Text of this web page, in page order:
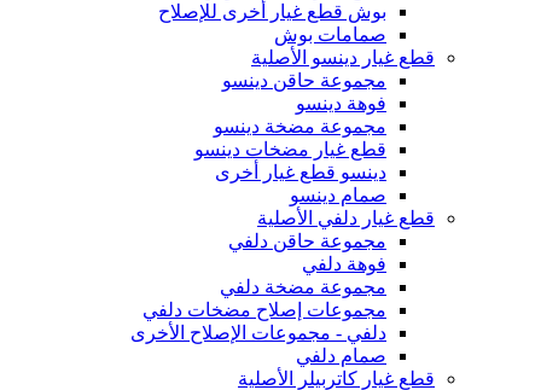
بوش قطع غيار أخرى للإصلاح
صمامات بوش
قطع غيار دينسو الأصلية
مجموعة حاقن دينسو
فوهة دينسو
مجموعة مضخة دينسو
قطع غيار مضخات دينسو
دينسو قطع غيار أخرى
صمام دينسو
قطع غيار دلفي الأصلية
مجموعة حاقن دلفي
فوهة دلفي
مجموعة مضخة دلفي
مجموعات إصلاح مضخات دلفي
دلفي - مجموعات الإصلاح الأخرى
صمام دلفي
قطع غيار كاتربيلر الأصلية